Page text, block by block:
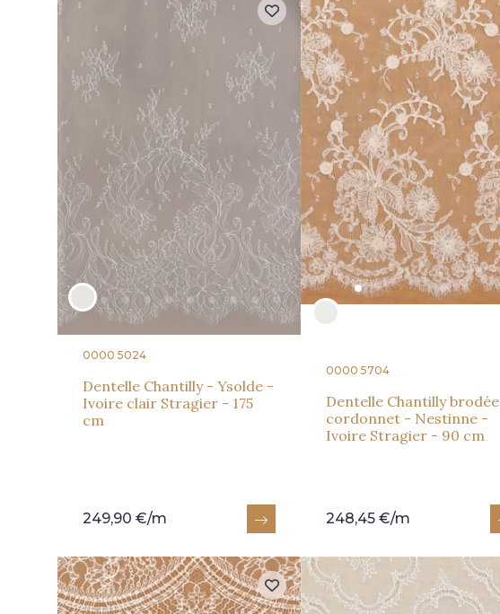
0000 5024
Dentelle Chantilly - Ysolde -
Ivoire clair Stragier - 175
cm
249,90 €/m
0000 5704
Dentelle Chantilly brodée
cordonnet - Nestinne -
Ivoire Stragier - 90 cm
248,45 €/m